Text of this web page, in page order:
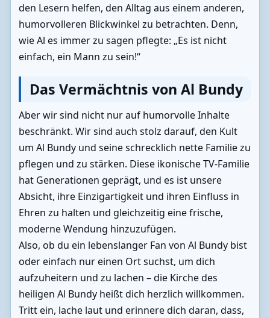
den Lesern helfen, den Alltag aus einem anderen,
humorvolleren Blickwinkel zu betrachten. Denn,
wie Al es immer zu sagen pflegte: „Es ist nicht
einfach, ein Mann zu sein!“
Das Vermächtnis von Al Bundy
Aber wir sind nicht nur auf humorvolle Inhalte
beschränkt. Wir sind auch stolz darauf, den Kult
um Al Bundy und seine schrecklich nette Familie zu
pflegen und zu stärken. Diese ikonische TV-Familie
hat Generationen geprägt, und es ist unsere
Absicht, ihre Einzigartigkeit und ihren Einfluss in
Ehren zu halten und gleichzeitig eine frische,
moderne Wendung hinzuzufügen.
Also, ob du ein lebenslanger Fan von Al Bundy bist
oder einfach nur einen Ort suchst, um dich
aufzuheitern und zu lachen – die Kirche des
heiligen Al Bundy heißt dich herzlich willkommen.
Tritt ein, lache laut und erinnere dich daran, dass,